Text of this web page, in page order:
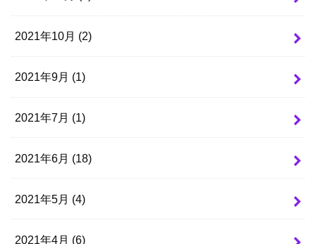
2021年10月 (2)
2021年9月 (1)
2021年7月 (1)
2021年6月 (18)
2021年5月 (4)
2021年4月 (6)